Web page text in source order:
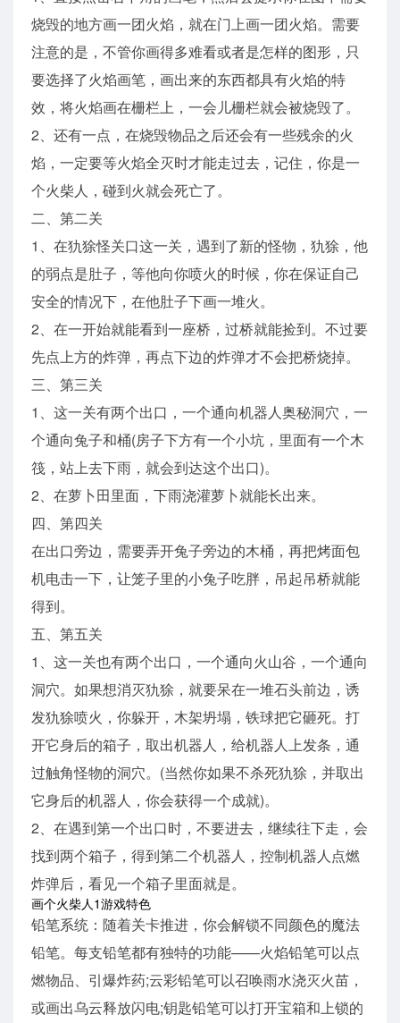
烧毁的地方画一团火焰，就在门上画一团火焰。需要
注意的是，不管你画得多难看或者是怎样的图形，只
要选择了火焰画笔，画出来的东西都具有火焰的特
效，将火焰画在栅栏上，一会儿栅栏就会被烧毁了。
2、还有一点，在烧毁物品之后还会有一些残余的火
焰，一定要等火焰全灭时才能走过去，记住，你是一
个火柴人，碰到火就会死亡了。
二、第二关
1、在犰狳怪关口这一关，遇到了新的怪物，犰狳，他
的弱点是肚子，等他向你喷火的时候，你在保证自己
安全的情况下，在他肚子下画一堆火。
2、在一开始就能看到一座桥，过桥就能捡到。不过要
先点上方的炸弹，再点下边的炸弹才不会把桥烧掉。
三、第三关
1、这一关有两个出口，一个通向机器人奥秘洞穴，一
个通向兔子和桶(房子下方有一个小坑，里面有一个木
筏，站上去下雨，就会到达这个出口)。
2、在萝卜田里面，下雨浇灌萝卜就能长出来。
四、第四关
在出口旁边，需要弄开兔子旁边的木桶，再把烤面包
机电击一下，让笼子里的小兔子吃胖，吊起吊桥就能
得到。
五、第五关
1、这一关也有两个出口，一个通向火山谷，一个通向
洞穴。如果想消灭犰狳，就要呆在一堆石头前边，诱
发犰狳喷火，你躲开，木架坍塌，铁球把它砸死。打
开它身后的箱子，取出机器人，给机器人上发条，通
过触角怪物的洞穴。(当然你如果不杀死犰狳，并取出
它身后的机器人，你会获得一个成就)。
2、在遇到第一个出口时，不要进去，继续往下走，会
找到两个箱子，得到第二个机器人，控制机器人点燃
炸弹后，看见一个箱子里面就是。
画个火柴人1游戏特色
铅笔系统：随着关卡推进，你会解锁不同颜色的魔法
铅笔。每支铅笔都有独特的功能——火焰铅笔可以点
燃物品、引爆炸药;云彩铅笔可以召唤雨水浇灭火苗，
或画出乌云释放闪电;钥匙铅笔可以打开宝箱和上锁的